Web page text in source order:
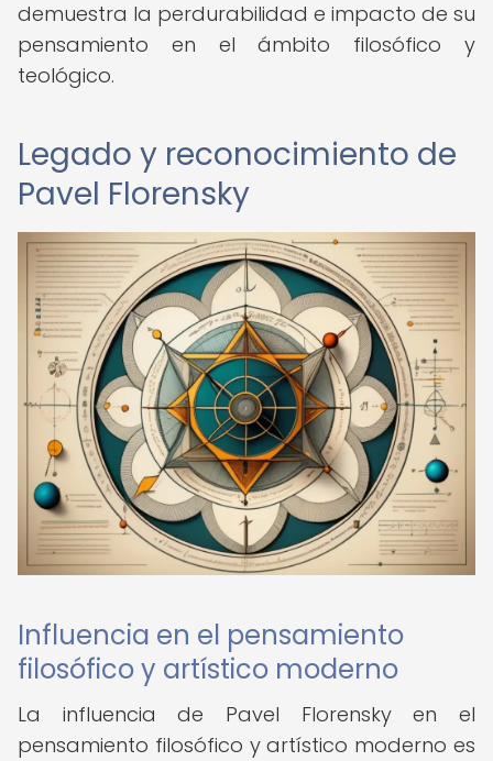
demuestra la perdurabilidad e impacto de su
pensamiento en el ámbito filosófico y
teológico.
Legado y reconocimiento de
Pavel Florensky
Influencia en el pensamiento
filosófico y artístico moderno
La influencia de Pavel Florensky en el
pensamiento filosófico y artístico moderno es